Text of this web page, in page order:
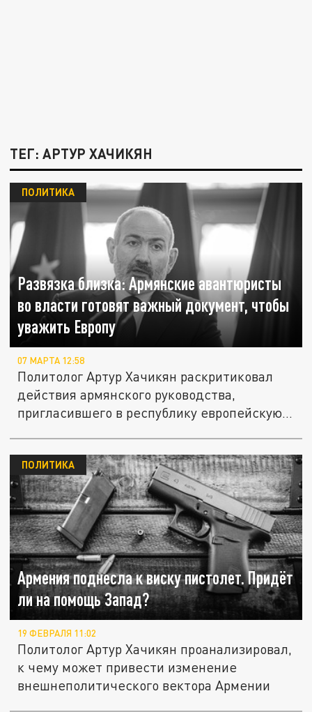
ТЕГ: АРТУР ХАЧИКЯН
Развязка близка: Армянские авантюристы
во власти готовят важный документ, чтобы
уважить Европу
ПОЛИТИКА
07 МАРТА 12:58
Политолог Артур Хачикян раскритиковал
действия армянского руководства,
пригласившего в республику европейскую...
Армения поднесла к виску пистолет. Придёт
ли на помощь Запад?
ПОЛИТИКА
19 ФЕВРАЛЯ 11:02
Политолог Артур Хачикян проанализировал,
к чему может привести изменение
внешнеполитического вектора Армении